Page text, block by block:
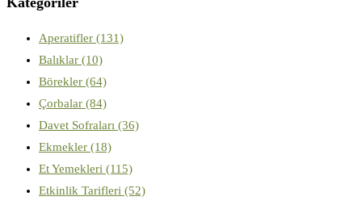
Aperatifler (131)
Balıklar (10)
Börekler (64)
Çorbalar (84)
Davet Sofraları (36)
Ekmekler (18)
Et Yemekleri (115)
Etkinlik Tarifleri (52)